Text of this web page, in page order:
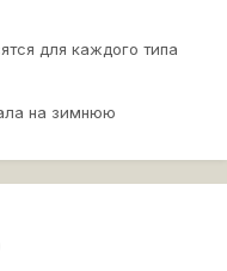
для каждого типа
на зимнюю